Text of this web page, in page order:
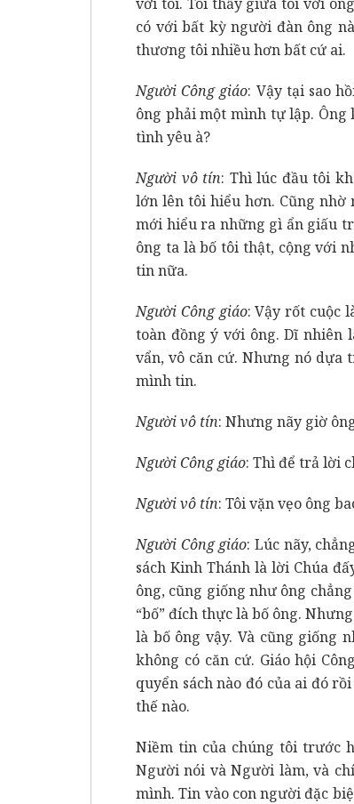
có với bất kỳ người đàn ông
thương tôi nhiều hơn bất cứ ai.
Người Công giáo: Vậy tại sao
ông phải một mình tự lập.
tình yêu à?
Người vô tín: Thì lúc đầu tôi
lớn lên tôi hiểu hơn. Cũng
mới hiểu ra những gì ẩn giấu
ông ta là bố tôi thật, cộng với
tin nữa.
Người Công giáo: Vậy rốt cuộc
toàn đồng ý với ông. Dĩ
vẩn, vô căn cứ. Nhưng nó dựa
mình tin.
Người vô tín: Nhưng nãy giờ
Người Công giáo: Thì để trả lời
Người vô tín: Tôi vặn vẹo ông
Người Công giáo: Lúc nãy,
sách Kinh Thánh là lời Chúa
ông, cũng giống như ông
“bố” đích thực là bố ông.
là bố ông vậy. Và cũng giống
không có căn cứ. Giáo hội
quyển sách nào đó của ai đó
thế nào.
Niềm tin của chúng tôi trước
Người nói và Người làm, và
mình. Tin vào con người đặc